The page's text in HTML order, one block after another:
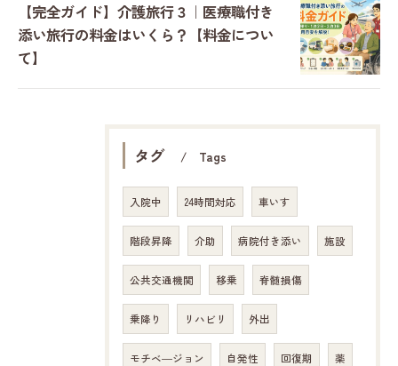
【完全ガイド】介護旅行３｜医療職付き
添い旅行の料金はいくら？【料金につい
て】
タグ Tags
入院中 24時間対応 車いす
階段昇降 介助 病院付き添い 施設
公共交通機関 移乗 脊髄損傷
乗降り リハビリ 外出
モチベ―ジョン 自発性 回復期 薬